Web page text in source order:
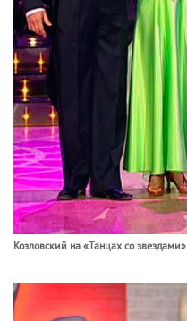
Козловский на «Танцах со звездами»